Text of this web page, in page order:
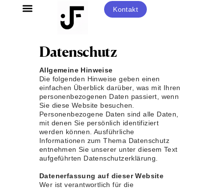
springen
Kontakt
Datenschutz
Allgemeine Hinweise
Die folgenden Hinweise geben einen
einfachen Überblick darüber, was mit Ihren
personenbezogenen Daten passiert, wenn
Sie diese Website besuchen.
Personenbezogene Daten sind alle Daten,
mit denen Sie persönlich identifiziert
werden können. Ausführliche
Informationen zum Thema Datenschutz
entnehmen Sie unserer unter diesem Text
aufgeführten Datenschutzerklärung.
Datenerfassung auf dieser Website
Wer ist verantwortlich für die